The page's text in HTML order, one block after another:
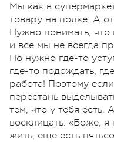
Мы как в
товару на полке. А
Нужно понимать,
и все мы не всегда
Но нужно где-то
где-то подождать,
работа! Поэтому
перестань
тем, что у тебя
восклицать: «Боже, я
жить, еще есть